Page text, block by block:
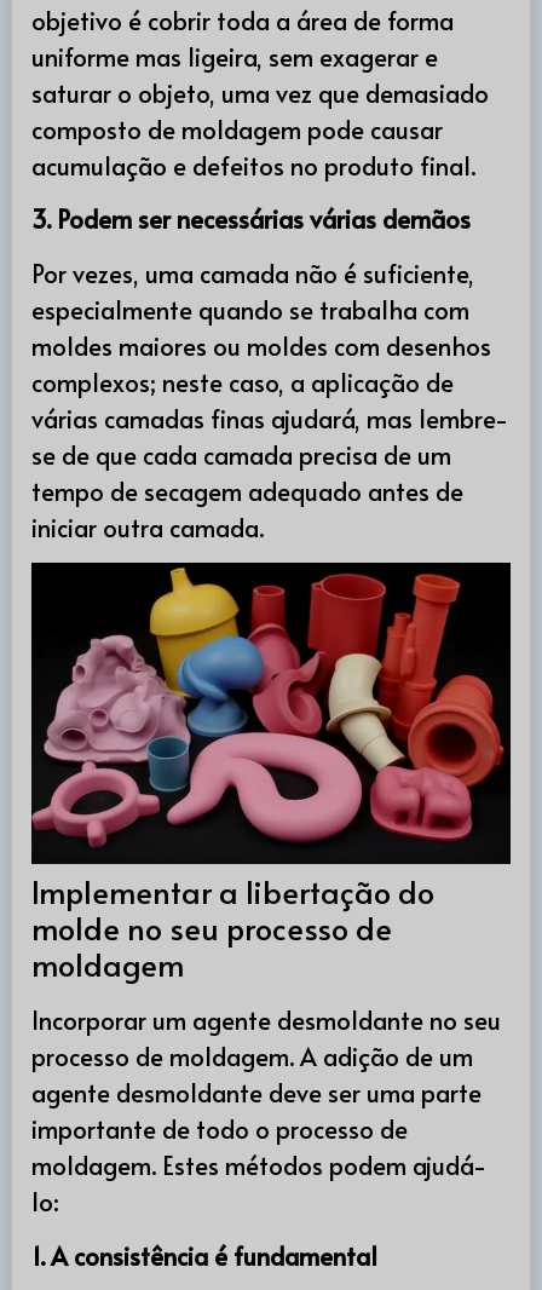
objetivo é cobrir toda a área de forma
uniforme mas ligeira, sem exagerar e
saturar o objeto, uma vez que demasiado
composto de moldagem pode causar
acumulação e defeitos no produto final.
3. Podem ser necessárias várias demãos
Por vezes, uma camada não é suficiente,
especialmente quando se trabalha com
moldes maiores ou moldes com desenhos
complexos; neste caso, a aplicação de
várias camadas finas ajudará, mas lembre-
se de que cada camada precisa de um
tempo de secagem adequado antes de
iniciar outra camada.
Implementar a libertação do
molde no seu processo de
moldagem
Incorporar um agente desmoldante no seu
processo de moldagem. A adição de um
agente desmoldante deve ser uma parte
importante de todo o processo de
moldagem. Estes métodos podem ajudá-
lo:
1. A consistência é fundamental